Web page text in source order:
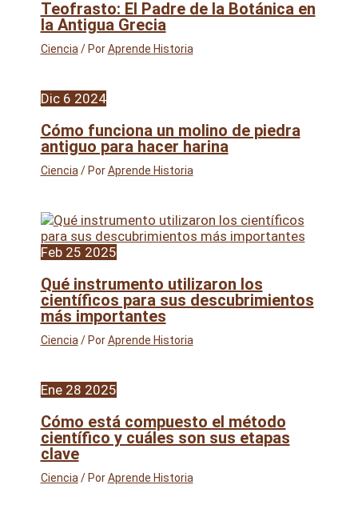
Teofrasto: El Padre de la Botánica en
la Antigua Grecia
Ciencia / PorAprende Historia
Dic 6 2024
Cómo funciona un molino de piedra
antiguo para hacer harina
Ciencia / PorAprende Historia
Feb 25 2025
Qué instrumento utilizaron los
científicos para sus descubrimientos
más importantes
Ciencia / PorAprende Historia
Ene 28 2025
Cómo está compuesto el método
científico y cuáles son sus etapas
clave
Ciencia / PorAprende Historia